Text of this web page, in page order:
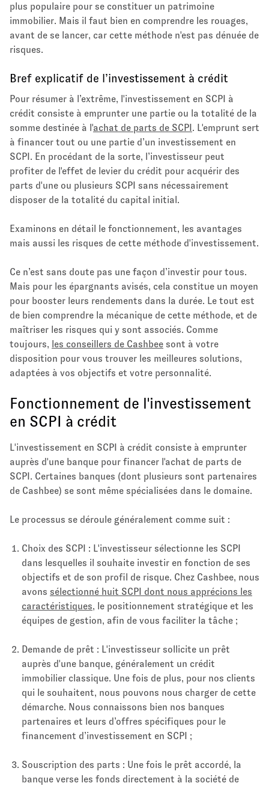
plus populaire pour se constituer un patrimoine
immobilier. Mais il faut bien en comprendre les rouages,
avant de se lancer, car cette méthode n'est pas dénuée de
risques.
Bref explicatif de l’investissement à crédit
Pour résumer à l’extrême, l'investissement en SCPI à
crédit consiste à emprunter une partie ou la totalité de la
somme destinée à l'achat de parts de SCPI . L'emprunt sert
à financer tout ou une partie d’un investissement en
SCPI. En procédant de la sorte, l’investisseur peut
profiter de l'effet de levier du crédit pour acquérir des
parts d'une ou plusieurs SCPI sans nécessairement
disposer de la totalité du capital initial.
Examinons en détail le fonctionnement, les avantages
mais aussi les risques de cette méthode d'investissement.
Ce n’est sans doute pas une façon d’investir pour tous.
Mais pour les épargnants avisés, cela constitue un moyen
pour booster leurs rendements dans la durée. Le tout est
de bien comprendre la mécanique de cette méthode, et de
maîtriser les risques qui y sont associés. Comme
toujours, les conseillers de Cashbee sont à votre
disposition pour vous trouver les meilleures solutions,
adaptées à vos objectifs et votre personnalité.
Fonctionnement de l'investissement
en SCPI à crédit
L'investissement en SCPI à crédit consiste à emprunter
auprès d'une banque pour financer l'achat de parts de
SCPI. Certaines banques (dont plusieurs sont partenaires
de Cashbee) se sont même spécialisées dans le domaine.
Le processus se déroule généralement comme suit :
Choix des SCPI : L'investisseur sélectionne les SCPI
dans lesquelles il souhaite investir en fonction de ses
objectifs et de son profil de risque. Chez Cashbee, nous
avons sélectionné huit SCPI dont nous apprécions les
caractéristiques, le positionnement stratégique et les
équipes de gestion, afin de vous faciliter la tâche ;
Demande de prêt : L'investisseur sollicite un prêt
auprès d'une banque, généralement un crédit
immobilier classique. Une fois de plus, pour nos clients
qui le souhaitent, nous pouvons nous charger de cette
démarche. Nous connaissons bien nos banques
partenaires et leurs d’offres spécifiques pour le
financement d’investissement en SCPI ;
Souscription des parts : Une fois le prêt accordé, la
banque verse les fonds directement à la société de